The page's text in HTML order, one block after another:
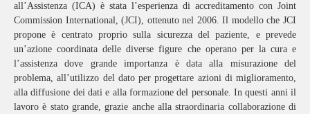
all’Assistenza (ICA) è stata l’esperienza di accreditamento con Joint
Commission International, (JCI), ottenuto nel 2006. Il modello che JCI
propone è centrato proprio sulla sicurezza del paziente, e prevede
un’azione coordinata delle diverse figure che operano per la cura e
l’assistenza dove grande importanza è data alla misurazione del
problema, all’utilizzo del dato per progettare azioni di miglioramento,
alla diffusione dei dati e alla formazione del personale. In questi anni il
lavoro è stato grande, grazie anche alla straordinaria collaborazione di